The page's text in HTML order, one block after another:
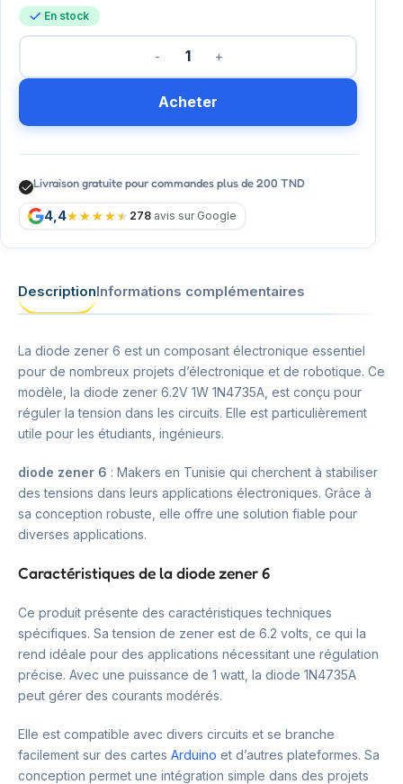
En stock
Acheter
Livraison gratuite pour commandes plus de 200 TND
4,4 278 avis sur Google
DescriptionInformations complémentaires
La diode zener 6 est un composant électronique essentiel
pour de nombreux projets d’électronique et de robotique. Ce
modèle, la diode zener 6.2V 1W 1N4735A, est conçu pour
réguler la tension dans les circuits. Elle est particulièrement
utile pour les étudiants, ingénieurs.
diode zener 6 : Makers en Tunisie qui cherchent à stabiliser
des tensions dans leurs applications électroniques. Grâce à
sa conception robuste, elle offre une solution fiable pour
diverses applications.
Caractéristiques de la diode zener 6
Ce produit présente des caractéristiques techniques
spécifiques. Sa tension de zener est de 6.2 volts, ce qui la
rend idéale pour des applications nécessitant une régulation
précise. Avec une puissance de 1 watt, la diode 1N4735A
peut gérer des courants modérés.
Elle est compatible avec divers circuits et se branche
facilement sur des cartes Arduino et d’autres plateformes. Sa
conception permet une intégration simple dans des projets